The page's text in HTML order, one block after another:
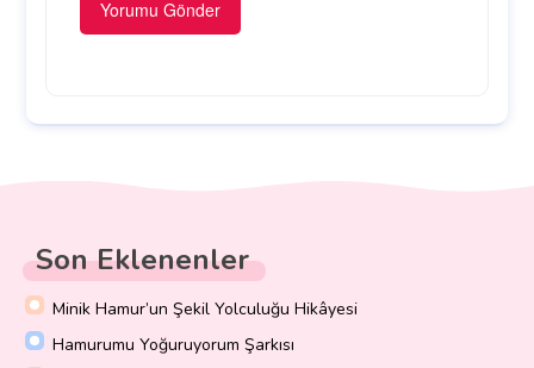
Son Eklenenler
Minik Hamur’un Şekil Yolculuğu Hikâyesi
Hamurumu Yoğuruyorum Şarkısı